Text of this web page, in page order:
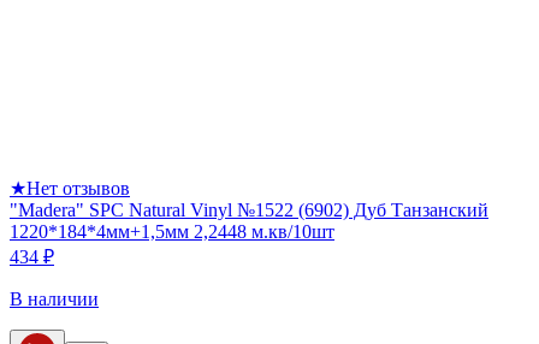
★Нет отзывов
"Madera" SPC Natural Vinyl №1522 (6902) Дуб Танзанский
1220*184*4мм+1,5мм 2,2448 м.кв/10шт
434 ₽
В наличии